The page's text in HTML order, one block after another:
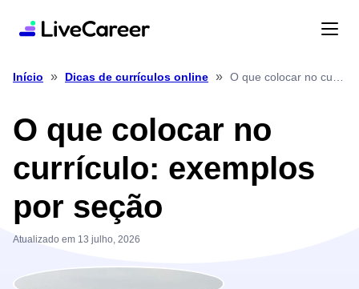
Início » Dicas de currículos online »
O que colocar no
currículo: exemplos
por seção
Atualizado em 13 julho, 2026